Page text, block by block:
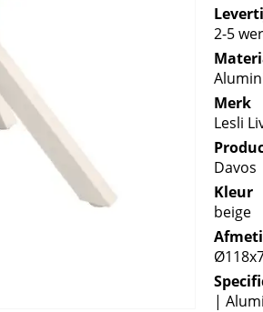
2-5
Merk
Lesli
Davos
Kleur
beige
|